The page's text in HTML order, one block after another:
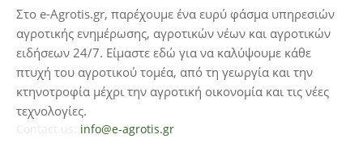
Στο e-Agrotis.gr, παρέχουμε ένα ευρύ φάσμα υπηρεσιών
αγροτικής ενημέρωσης, αγροτικών νέων και αγροτικών
ειδήσεων 24/7. Είμαστε εδώ για να καλύψουμε κάθε
πτυχή του αγροτικού τομέα, από τη γεωργία και την
κτηνοτροφία μέχρι την αγροτική οικονομία και τις νέες
τεχνολογίες.
info@e-agrotis.gr